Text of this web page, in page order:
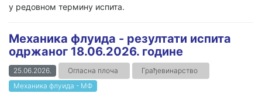
у редовном термину испита.
Механика флуида - резултати испита
одржаног 18.06.2026. године
25.06.2026. Огласна плоча
Грађевинарство
Механика флуида - МФ